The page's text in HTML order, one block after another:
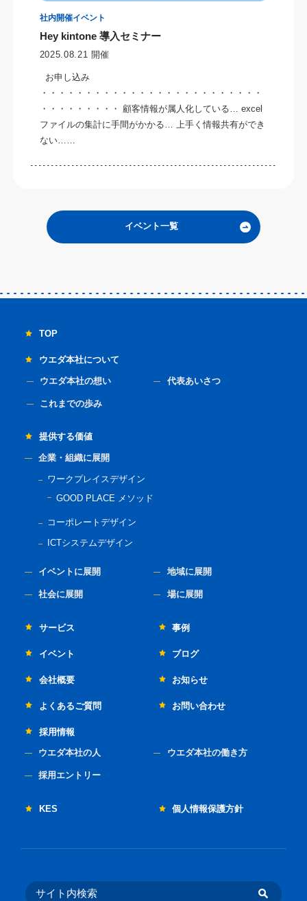
社内開催イベント
Hey kintone 導入セミナー
2025.08.21 開催
お申し込み
・・・・・・・・・・・・・・・・・・・・・・・・・
・・・・・・・・・ 顧客情報が属人化している… excel
ファイルの集計に手間がかかる… 上手く情報共有ができ
ない……
イベント一覧
TOP
ウエダ本社について
ウエダ本社の想い 代表あいさつ
これまでの歩み
提供する価値
企業・組織に展開
ワークプレイスデザイン
GOOD PLACE メソッド
コーポレートデザイン
ICTシステムデザイン
イベントに展開 地域に展開
社会に展開 場に展開
サービス 事例
イベント ブログ
会社概要 お知らせ
よくあるご質問 お問い合わせ
採用情報
ウエダ本社の人 ウエダ本社の働き方
採用エントリー
KES 個人情報保護方針